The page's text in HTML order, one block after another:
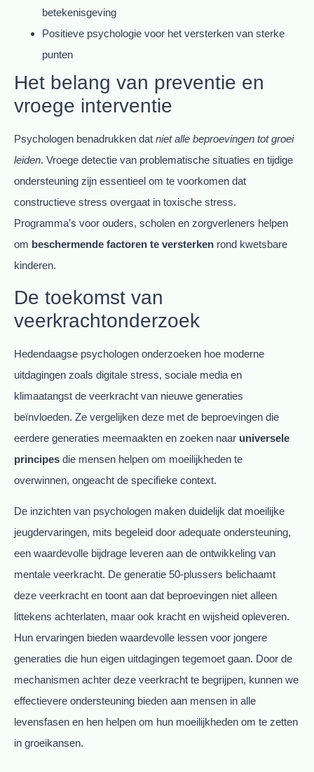
betekenisgeving
Positieve psychologie voor het versterken van sterke
punten
Het belang van preventie en
vroege interventie
Psychologen benadrukken dat niet alle beproevingen tot groei
leiden. Vroege detectie van problematische situaties en tijdige
ondersteuning zijn essentieel om te voorkomen dat
constructieve stress overgaat in toxische stress.
Programma’s voor ouders, scholen en zorgverleners helpen
om beschermende factoren te versterken rond kwetsbare
kinderen.
De toekomst van
veerkrachtonderzoek
Hedendaagse psychologen onderzoeken hoe moderne
uitdagingen zoals digitale stress, sociale media en
klimaatangst de veerkracht van nieuwe generaties
beïnvloeden. Ze vergelijken deze met de beproevingen die
eerdere generaties meemaakten en zoeken naar universele
principes die mensen helpen om moeilijkheden te
overwinnen, ongeacht de specifieke context.
De inzichten van psychologen maken duidelijk dat moeilijke
jeugdervaringen, mits begeleid door adequate ondersteuning,
een waardevolle bijdrage leveren aan de ontwikkeling van
mentale veerkracht. De generatie 50-plussers belichaamt
deze veerkracht en toont aan dat beproevingen niet alleen
littekens achterlaten, maar ook kracht en wijsheid opleveren.
Hun ervaringen bieden waardevolle lessen voor jongere
generaties die hun eigen uitdagingen tegemoet gaan. Door de
mechanismen achter deze veerkracht te begrijpen, kunnen we
effectievere ondersteuning bieden aan mensen in alle
levensfasen en hen helpen om hun moeilijkheden om te zetten
in groeikansen.